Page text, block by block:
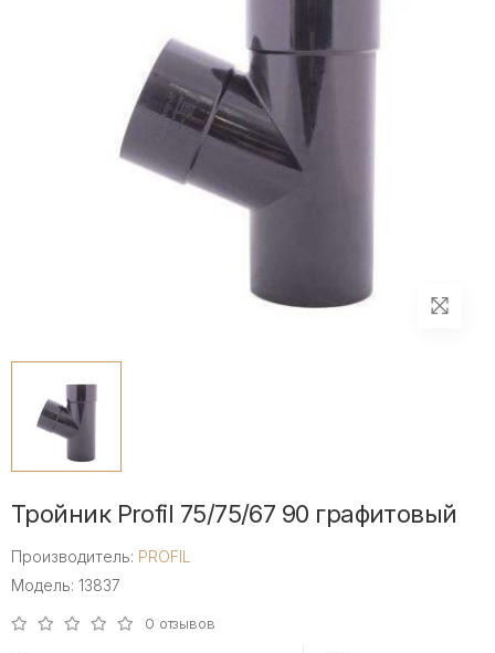
Тройник Profil 75/75/67 90 графитовый
Производитель: PROFIL
Модель: 13837
0 отзывов